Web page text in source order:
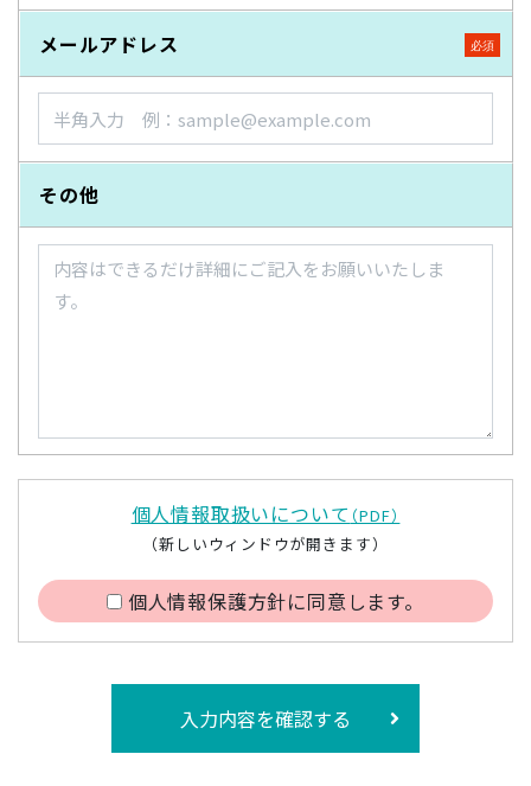
メールアドレス
その他
個人情報取扱いについて （PDF）
（新しいウィンドウが開きます）
個人情報保護方針に同意します。
入力内容を確認する